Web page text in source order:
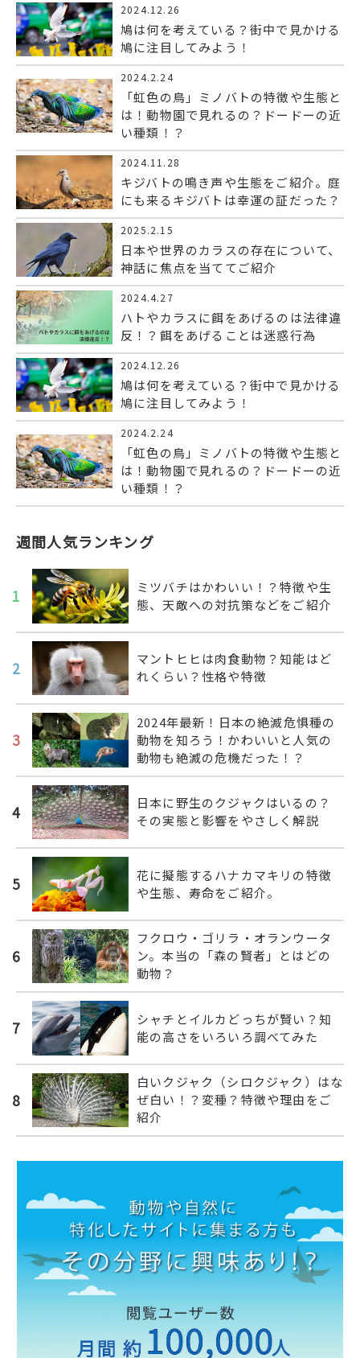
2024.12.26
鳩は何を考えている？街中で見かける
鳩に注目してみよう！
2024.2.24
「虹色の鳥」ミノバトの特徴や生態と
は！動物園で見れるの？ドードーの近
い種類！？
2024.11.28
キジバトの鳴き声や生態をご紹介。庭
にも来るキジバトは幸運の証だった？
2025.2.15
日本や世界のカラスの存在について、
神話に焦点を当ててご紹介
2024.4.27
ハトやカラスに餌をあげるのは法律違
反！？餌をあげることは迷惑行為
2024.12.26
鳩は何を考えている？街中で見かける
鳩に注目してみよう！
2024.2.24
「虹色の鳥」ミノバトの特徴や生態と
は！動物園で見れるの？ドードーの近
い種類！？
週間人気ランキング
1
ミツバチはかわいい！？特徴や生
態、天敵への対抗策などをご紹介
2
マントヒヒは肉食動物？知能はど
れくらい？性格や特徴
3
2024年最新！日本の絶滅危惧種の
動物を知ろう！かわいいと人気の
動物も絶滅の危機だった！？
4
日本に野生のクジャクはいるの？
その実態と影響をやさしく解説
5
花に擬態するハナカマキリの特徴
や生態、寿命をご紹介。
6
フクロウ・ゴリラ・オランウータ
ン。本当の「森の賢者」とはどの
動物？
7
シャチとイルカどっちが賢い？知
能の高さをいろいろ調べてみた
8
白いクジャク（シロクジャク）はな
ぜ白い！？変種？特徴や理由をご
紹介